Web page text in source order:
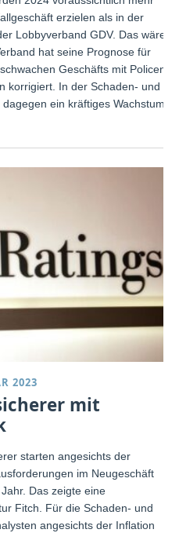
erzielen als in der
Lobbyverband GDV. Das wäre
hat seine Prognose für
Geschäfts mit Policen
korrigiert. In der Schaden- und
ein kräftiges Wachstum
2023
mit
starten angesichts der
im Neugeschäft
Das zeigte eine
Fitch. Für die Schaden- und
angesichts der Inflation